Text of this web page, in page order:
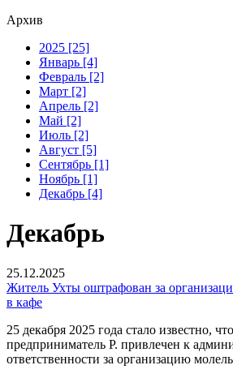
Архив
2025 [25]
Январь [4]
Февраль [2]
Март [2]
Апрель [2]
Май [2]
Июль [2]
Август [5]
Сентябрь [1]
Ноябрь [1]
Декабрь [4]
Декабрь
25.12.2025
Житель Ухты оштрафован за
в кафе
25 декабря 2025 года стало известно,
предприниматель Р. привлечен к
ответственности за организацию